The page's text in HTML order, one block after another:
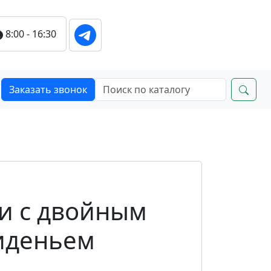
8:00 - 16:30
Заказать звонок
с двойным